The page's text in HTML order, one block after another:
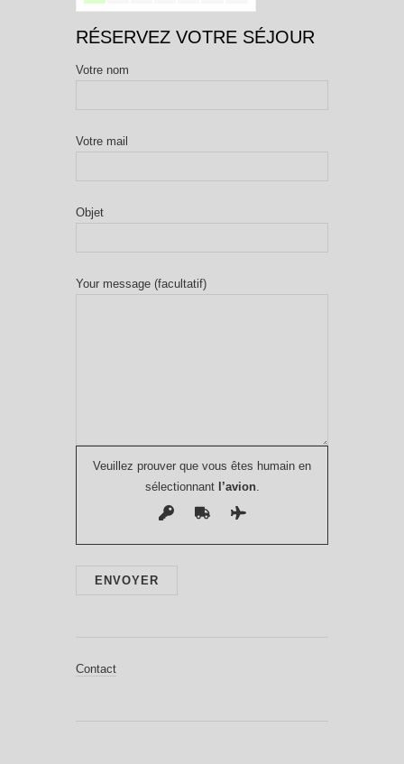
RÉSERVEZ VOTRE SÉJOUR
Votre nom
Votre mail
Objet
Your message (facultatif)
Veuillez prouver que vous êtes humain en
sélectionnantl’avion.
Contact